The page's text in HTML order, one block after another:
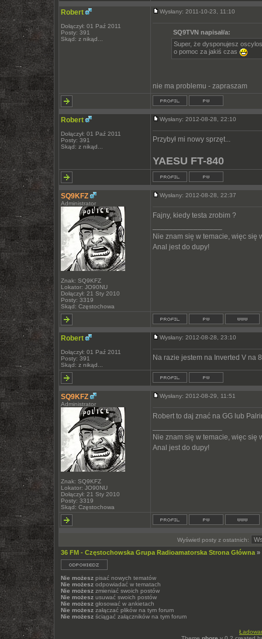
Robert
Dołączył: 01 Paź 2011
Posty: 391
Skąd: z nikąd...
Wysłany: 2011-10-23, 11:10
SQ9TVN napisał/a:
Super, że dysponujesz
o pomoc za jakiś czas
nie ma problemu - zapraszam
Robert
Dołączył: 01 Paź 2011
Posty: 391
Skąd: z nikąd...
Wysłany: 2012-08-28, 22:10
Przybył mi nowy sprzęt...
YAESU FT-840
SQ9KFZ
Administrator
Znak: SQ9KFZ
Lokator: JO90NU
Dołączył: 21 Sty 2010
Posty: 3319
Skąd: Częstochowa
Wysłany: 2012-08-28, 22:37
Fajny, kiedy testa zrobim ?
Nie znam się w temacie, więc się
Anal jest do dupy!
Robert
Dołączył: 01 Paź 2011
Posty: 391
Skąd: z nikąd...
Wysłany: 2012-08-28, 23:10
Na razie jestem na Inverted V na
SQ9KFZ
Administrator
Znak: SQ9KFZ
Lokator: JO90NU
Dołączył: 21 Sty 2010
Posty: 3319
Skąd: Częstochowa
Wysłany: 2012-08-29, 11:51
Robert to daj znać na GG lub
Nie znam się w temacie, więc się
Anal jest do dupy!
Wyświetl posty z ostatnich:
36 FM - Częstochowska Grupa Radioamatorska Strona Główna »
Nie możesz pisać nowych tematów
Nie możesz odpowiadać w tematach
Nie możesz zmieniać swoich postów
Nie możesz usuwać swoich postów
Nie możesz głosować w ankietach
Nie możesz załączać plików na tym forum
Nie możesz ściągać załączników na tym forum